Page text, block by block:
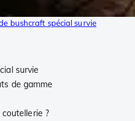
survie
de gamme
?
bushcraft spécial survie